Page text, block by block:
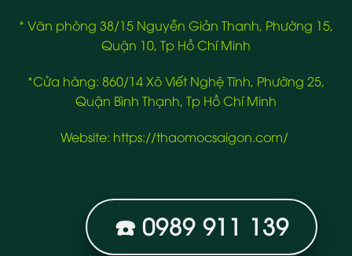
* Văn phòng 38/15 Nguyễn Giản Thanh, Phường 15,
Quận 10, Tp Hồ Chí Minh
*Cửa hàng: 860/14 Xô Viết Nghệ Tĩnh, Phường 25,
Quận Bình Thạnh, Tp Hồ Chí Minh
Website: https://thaomocsaigon.com/
☎️ 0989 911 139